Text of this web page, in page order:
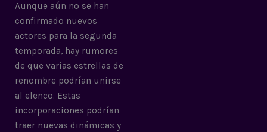
Aunque aún no se han
confirmado nuevos
actores para la segunda
temporada, hay rumores
de que varias estrellas de
renombre podrían unirse
al elenco. Estas
incorporaciones podrían
traer nuevas dinámicas y